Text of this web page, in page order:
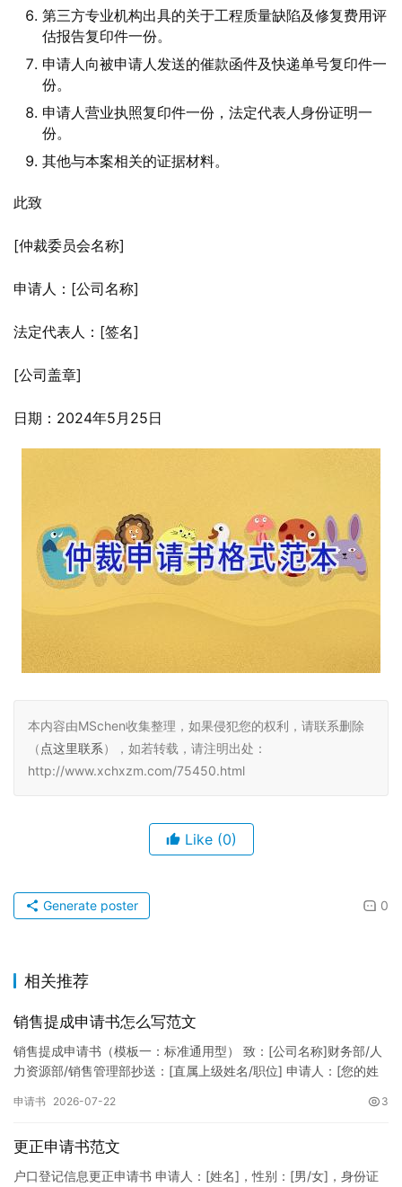
第三方专业机构出具的关于工程质量缺陷及修复费用评
估报告复印件一份。
申请人向被申请人发送的催款函件及快递单号复印件一
份。
申请人营业执照复印件一份，法定代表人身份证明一
份。
其他与本案相关的证据材料。
此致
[仲裁委员会名称]
申请人：[公司名称]
法定代表人：[签名]
[公司盖章]
日期：2024年5月25日
本内容由MSchen收集整理，如果侵犯您的权利，请联系删除
（ 点这里联系），如若转载，请注明出处：
http://www.xchxzm.com/75450.html
Like (0)
0
Generate poster
相关推荐
销售提成申请书怎么写范文
销售提成申请书（模板一：标准通用型） 致：[公司名称]财务部/人
力资源部/销售管理部抄送：[直属上级姓名/职位] 申请人：[您的姓
申请书 2026-07-22 3
更正申请书范文
户口登记信息更正申请书 申请人：[姓名]，性别：[男/女]，身份证